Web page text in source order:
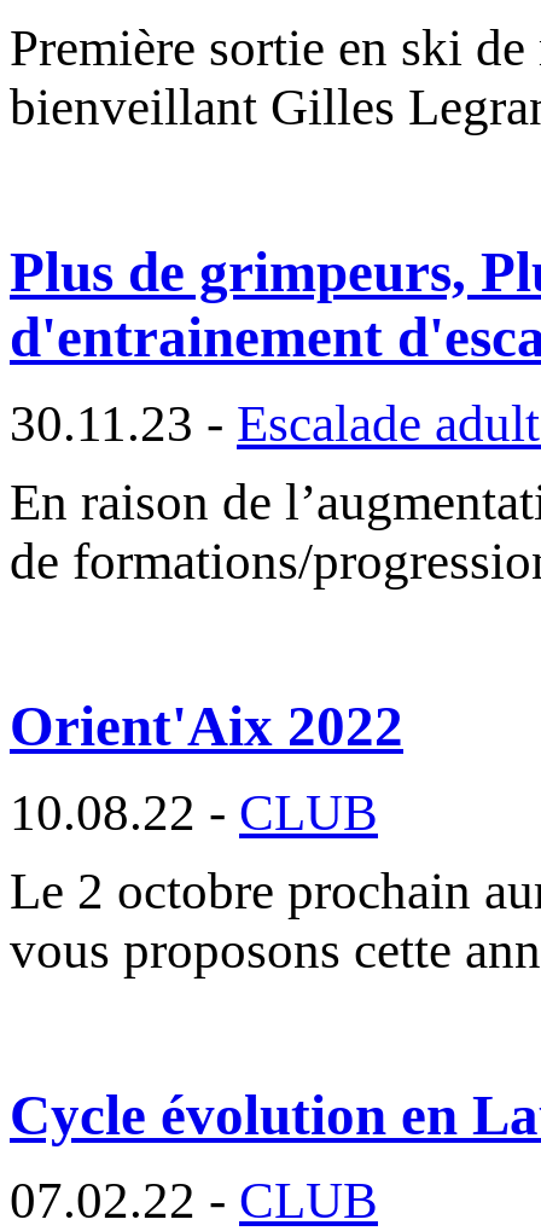
Première sortie en ski
bienveillant Gilles
Plus de grimpeurs,
d'entrainement
30.11.23 - Escalade
En raison de
de formations/
Orient'Aix 2022
10.08.22 - CLUB
Le 2 octobre prochain
vous proposons cette
Cycle évolution en
07.02.22 - CLUB